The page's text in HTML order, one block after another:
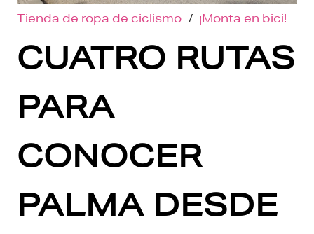
Tienda de ropa de ciclismo / ¡Monta en bici!
CUATRO RUTAS
PARA
CONOCER
PALMA DESDE